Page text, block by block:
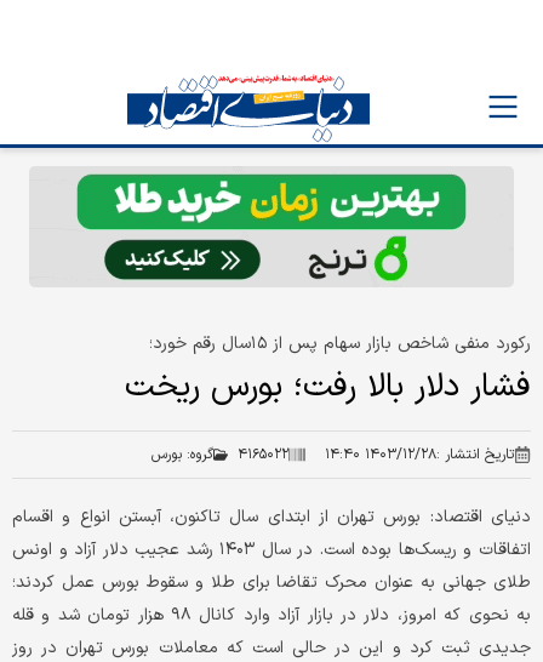
رکورد منفی شاخص بازار سهام پس از ۱۵سال رقم خورد؛
فشار دلار بالا رفت؛ بورس ریخت
تاریخ انتشار :۱۴۰۳/۱۲/۲۸ ۱۴:۴۰ ۴۱۶۵۰۲۲ گروه: بورس
دنیای اقتصاد: بورس تهران از ابتدای سال تاکنون، آبستن انواع و اقسام
اتفاقات و ریسک‌ها بوده است. در سال ۱۴۰۳ رشد عجیب دلار آزاد و اونس
طلای جهانی به عنوان محرک تقاضا برای طلا و سقوط بورس عمل کرد‌ند؛
به نحوی که امروز، دلار در بازار آزاد وارد کانال ۹۸ هزار تومان شد و قله
جدیدی ثبت کرد و این در حالی است که معاملات بورس تهران در روز